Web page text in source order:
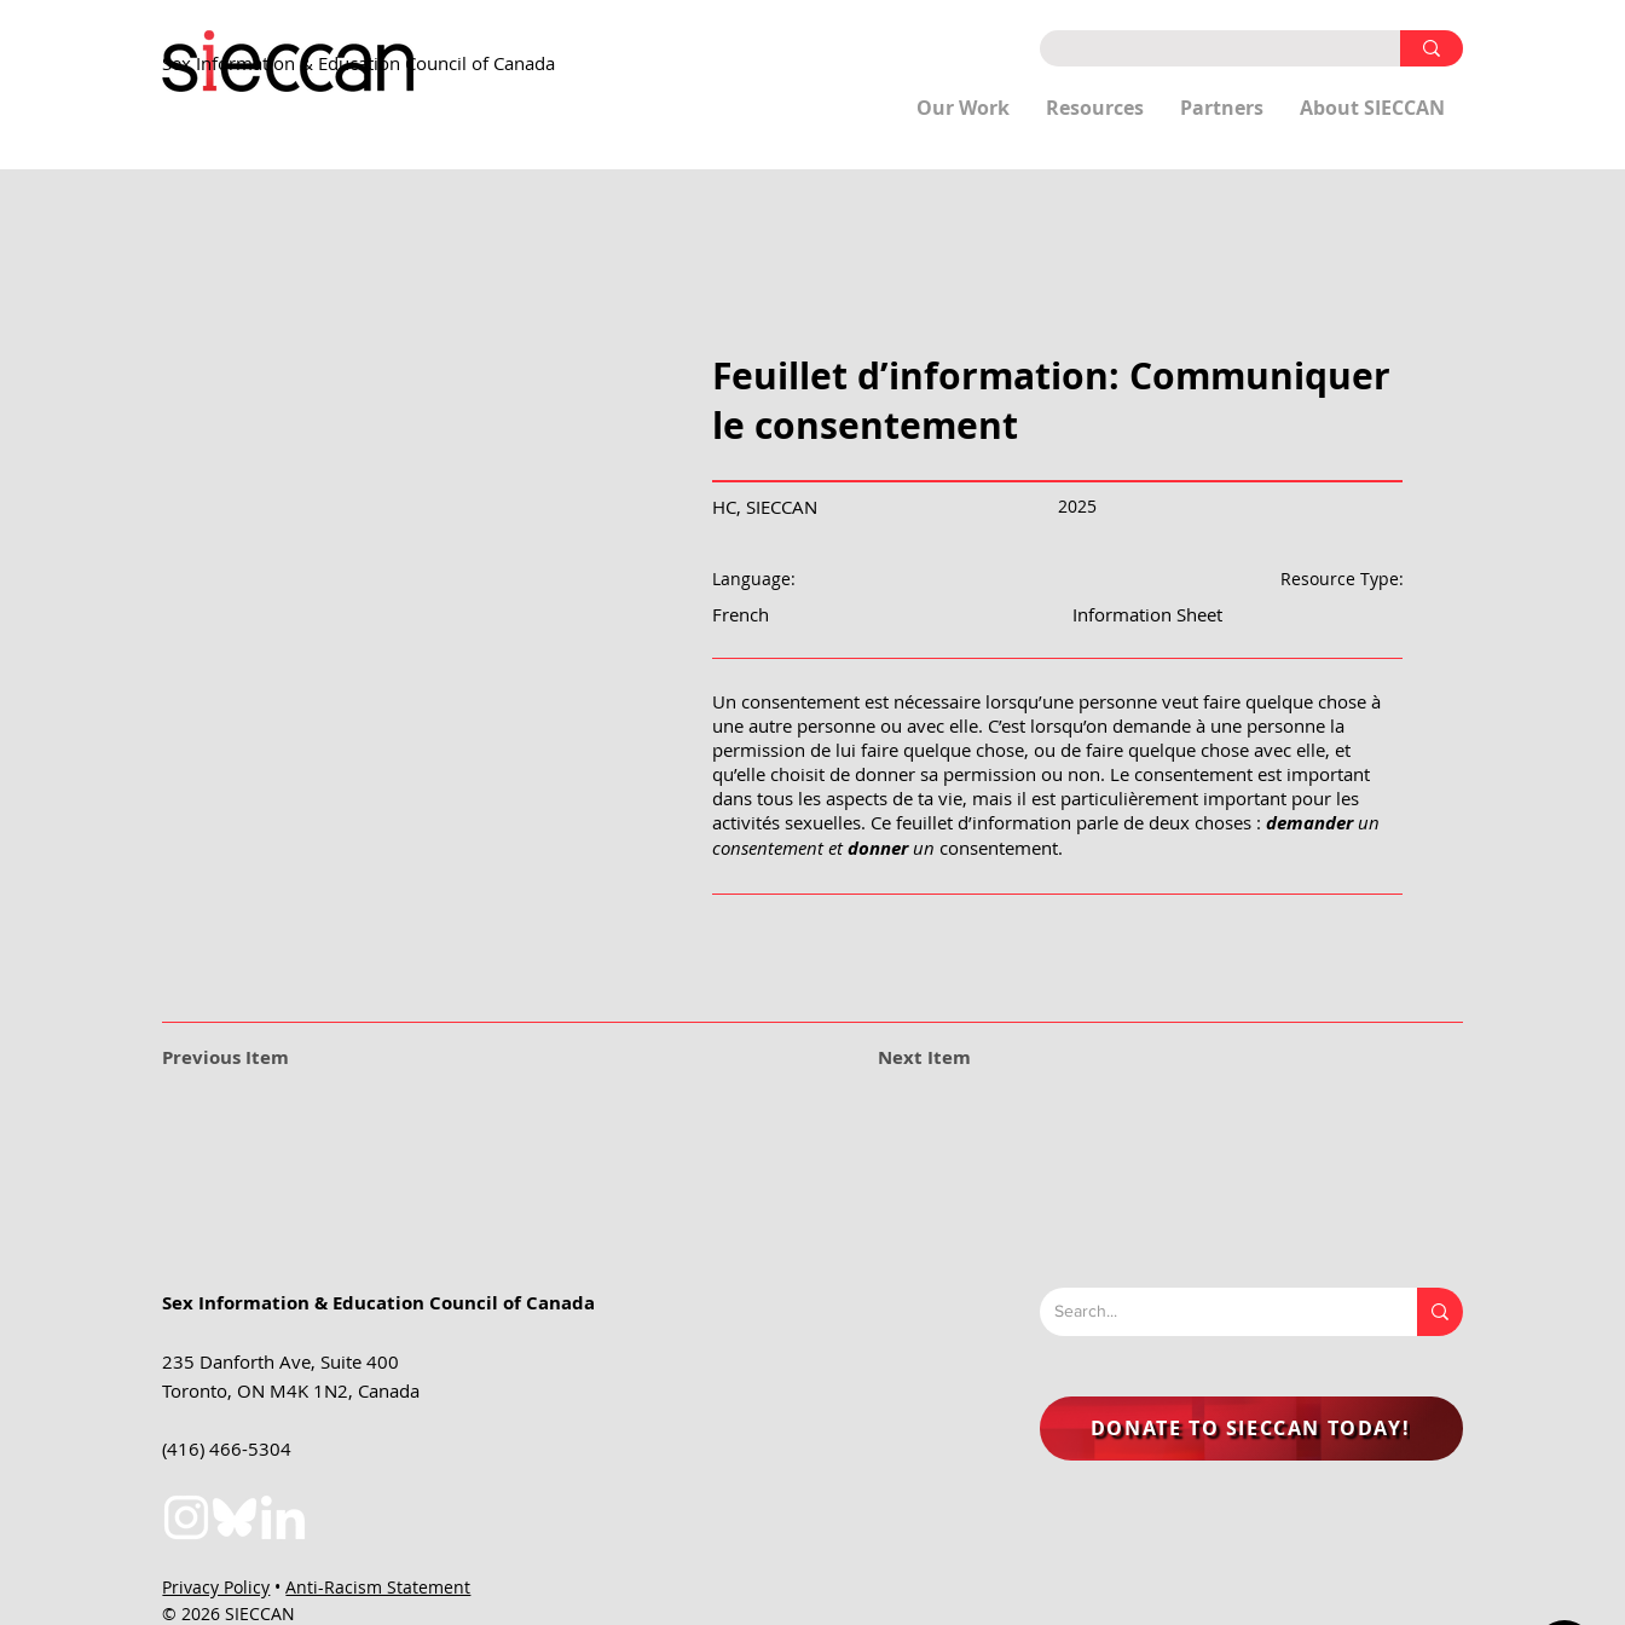
Our Work Resources Partners About SIECCAN
Sex Information & Education Council of Canada
Previous Item Next Item
Feuillet d’information: Communiquer
le consentement
HC, SIECCAN 2025
Language:
French
Resource Type:
Information Sheet
Un consentement est nécessaire lorsqu’une personne veut faire quelque chose à
une autre personne ou avec elle. C’est lorsqu’on demande à une personne la
permission de lui faire quelque chose, ou de faire quelque chose avec elle, et
qu’elle choisit de donner sa permission ou non. Le consentement est important
dans tous les aspects de ta vie, mais il est particulièrement important pour les
activités sexuelles. Ce feuillet d’information parle de deux choses :demanderun
consentement etdonnerun consentement.
Sex Information & Education Council of Canada
235 Danforth Ave, Suite 400
Toronto, ON M4K 1N2, Canada
(416) 466-5304
Privacy Policy •Anti-Racism Statement
© 2026 SIECCAN
DONATE TO SIECCAN TODAY!